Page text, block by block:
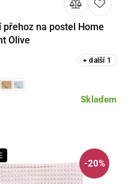
Detail
přehoz na postel Home
Olive
+další 1
Skladem
-20%